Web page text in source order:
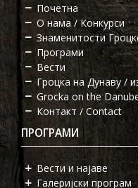
Почетна
О нама / Конкурси
Знаменитости
Програми
Вести
Гроцка на Дунаву /
Grocka on the
Контакт / Contact
ПРОГРАМИ
Вести и најаве
Галеријски програм